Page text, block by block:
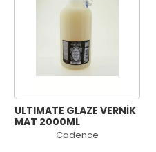
ULTIMATE GLAZE VERNİK
MAT 2000ML
Cadence